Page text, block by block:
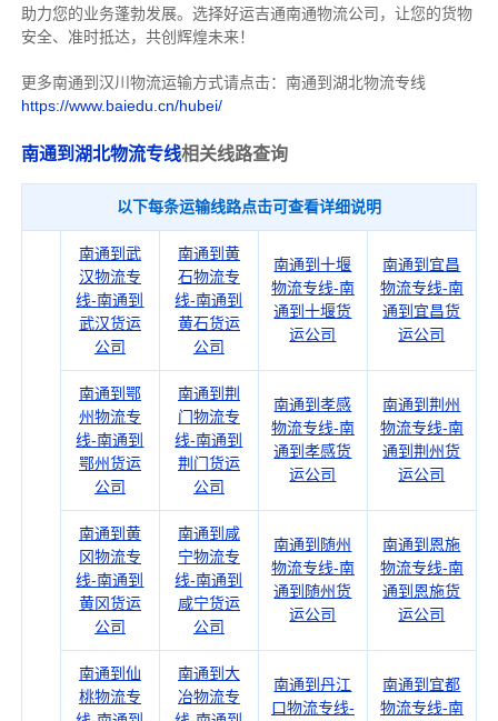
助力您的业务蓬勃发展。选择好运吉通南通物流公司，让您的货物
安全、准时抵达，共创辉煌未来！
更多南通到汉川物流运输方式请点击：南通到湖北物流专线
https://www.baiedu.cn/hubei/
南通到湖北物流专线相关线路查询
以下每条运输线路点击可查看详细说明
南通到武
汉物流专
线-南通到
武汉货运
公司
南通到黄
石物流专
线-南通到
黄石货运
公司
南通到十堰
物流专线-南
通到十堰货
运公司
南通到宜昌
物流专线-南
通到宜昌货
运公司
南通到鄂
州物流专
线-南通到
鄂州货运
公司
南通到荆
门物流专
线-南通到
荆门货运
公司
南通到孝感
物流专线-南
通到孝感货
运公司
南通到荆州
物流专线-南
通到荆州货
运公司
南通到黄
冈物流专
线-南通到
黄冈货运
公司
南通到咸
宁物流专
线-南通到
咸宁货运
公司
南通到随州
物流专线-南
通到随州货
运公司
南通到恩施
物流专线-南
通到恩施货
运公司
南通到仙
桃物流专
南通到大
冶物流专
南通到丹江
口物流专线-
南通到宜都
物流专线-南